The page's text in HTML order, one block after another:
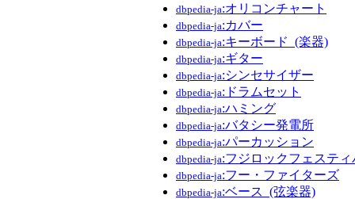
dbpedia-ja:オリコンチャート
dbpedia-ja:カバー
dbpedia-ja:キーボード_(楽器)
dbpedia-ja:ギター
dbpedia-ja:シンセサイザー
dbpedia-ja:ドラムセット
dbpedia-ja:ハミング
dbpedia-ja:バタシー発電所
dbpedia-ja:パーカッション
dbpedia-ja:フジロックフェスティ
dbpedia-ja:フー・ファイターズ
dbpedia-ja:ベース_(弦楽器)